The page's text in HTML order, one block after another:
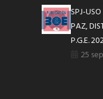
SPJ-
PAZ,
P.G.E.
25